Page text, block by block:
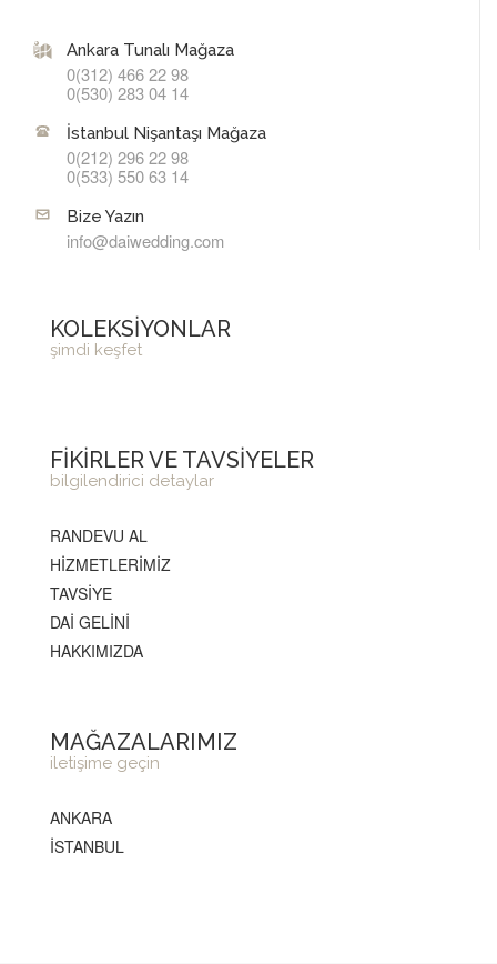
Ankara Tunalı Mağaza
0(312) 466 22 98
0(530) 283 04 14
İstanbul Nişantaşı Mağaza
0(212) 296 22 98
0(533) 550 63 14
Bize Yazın
info@daiwedding.com
KOLEKSİYONLAR
şimdi keşfet
FİKİRLER VE TAVSİYELER
bilgilendirici detaylar
RANDEVU AL
HİZMETLERİMİZ
TAVSİYE
DAİ GELİNİ
HAKKIMIZDA
MAĞAZALARIMIZ
iletişime geçin
ANKARA
İSTANBUL